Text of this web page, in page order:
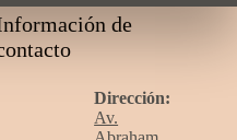
de
Dirección:
Av.